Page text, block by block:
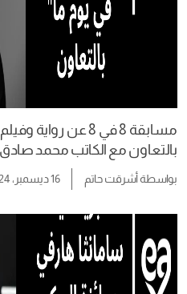
مسابقة 8 في 8 عن
بالتعاون مع الكاتب محمد صادق
بواسطةأشرقت حاتم 16 ديسمبر، 2024